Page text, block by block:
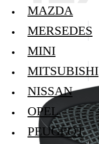
MAZDA
MERSEDES
MINI
MITSUBISHI
NISSAN
OPEL
PEUGEOT